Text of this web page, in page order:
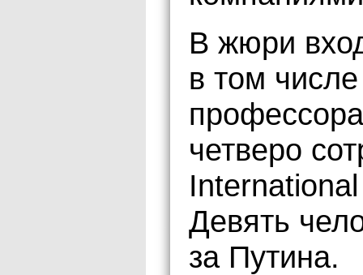
В жюри
в том
четверо
Девять
за Путина.